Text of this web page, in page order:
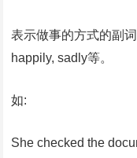
表示做事的方式的副
happily, sadly等。
如:
She checked the